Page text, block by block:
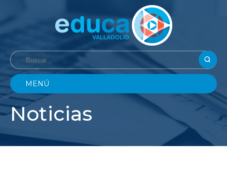
MENÚ
Noticias